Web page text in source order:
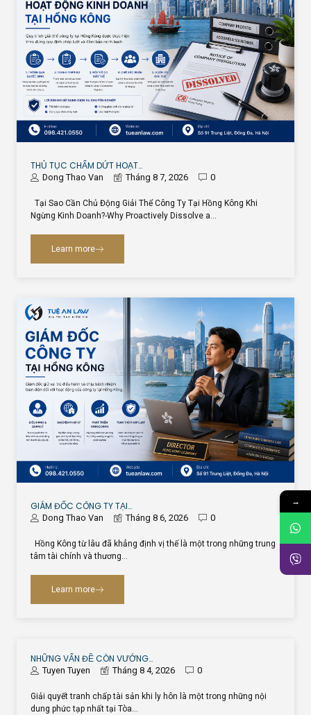
THỦ TỤC CHẤM DỨT HOẠT…
Dong Thao Van Tháng 8 7, 2026 0
Tại Sao Cần Chủ Động Giải Thể Công Ty Tại Hồng Kông Khi
Ngừng Kinh Doanh?-Why Proactively Dissolve a…
Learn more
GIÁM ĐỐC CÔNG TY TẠI…
Dong Thao Van Tháng 8 6, 2026 0
Hồng Kông từ lâu đã khẳng định vị thế là một trong những trung
tâm tài chính và thương…
Learn more
NHỮNG VẤN ĐỀ CÒN VƯỚNG…
Tuyen Tuyen Tháng 8 4, 2026 0
Giải quyết tranh chấp tài sản khi ly hôn là một trong những nội
dung phức tạp nhất tại Tòa…
→